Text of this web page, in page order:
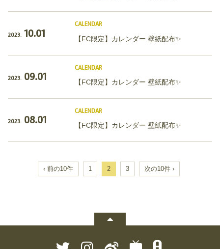
2023. 10.01
CALENDAR
【FC限定】カレンダー 壁紙配布✨
2023. 09.01
CALENDAR
【FC限定】カレンダー 壁紙配布✨
2023. 08.01
CALENDAR
【FC限定】カレンダー 壁紙配布✨
‹ 前の10件 1 2 3 次の10件 ›